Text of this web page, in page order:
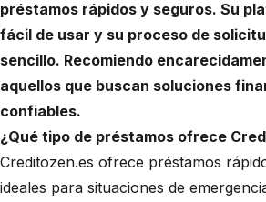
préstamos rápidos y seguros. Su
fácil de usar y su proceso de
sencillo. Recomiendo
aquellos que buscan soluciones
confiables.
¿Qué tipo de préstamos ofrece
Creditozen.es ofrece préstamos
ideales para situaciones de